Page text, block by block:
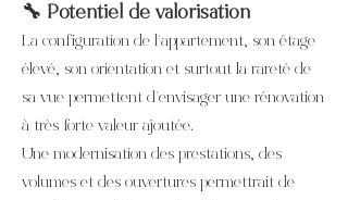
🔧 Potentiel de valorisation
La configuration de l’appartement, son étage
élevé, son orientation et surtout la rareté de
sa vue permettent d’envisager une rénovation
à très forte valeur ajoutée.
Une modernisation des prestations, des
volumes et des ouvertures permettrait de